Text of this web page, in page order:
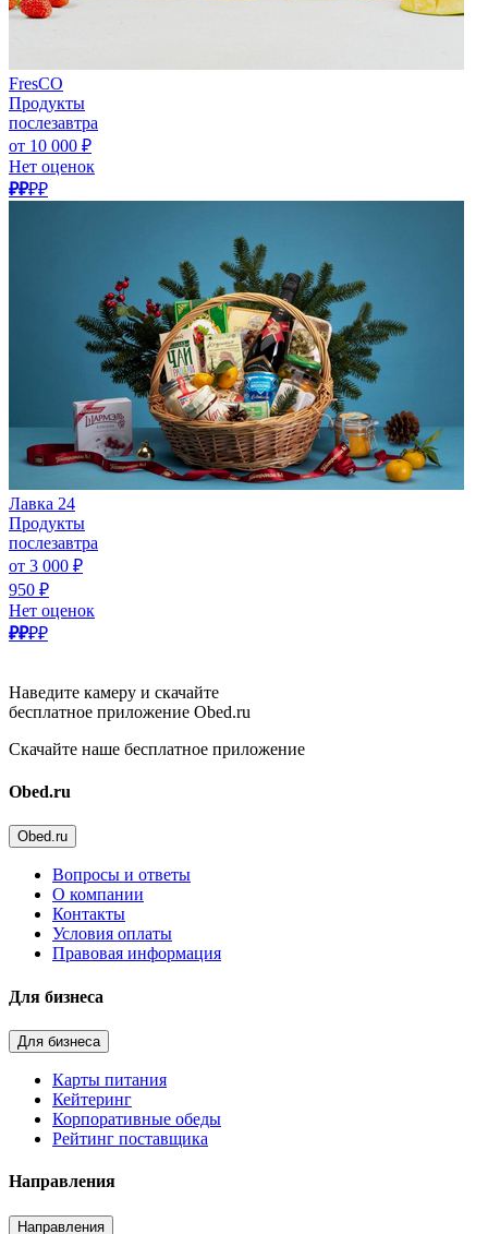
FresCO
Продукты
послезавтра
от 10 000 ₽
Нет оценок
₽₽₽₽
Лавка 24
Продукты
послезавтра
от 3 000 ₽
950 ₽
Нет оценок
₽₽₽₽
Наведите камеру и скачайте
бесплатное приложение Obed.ru
Скачайте наше бесплатное приложение
Obed.ru
Obed.ru
Вопросы и ответы
О компании
Контакты
Условия оплаты
Правовая информация
Для бизнеса
Для бизнеса
Карты питания
Кейтеринг
Корпоративные обеды
Рейтинг поставщика
Направления
Направления